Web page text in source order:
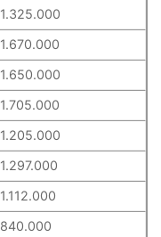
1.325.000
1.670.000
1.650.000
1.705.000
1.205.000
1.297.000
1.112.000
840.000